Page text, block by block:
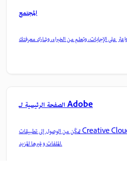
المجتمع
الصفحة الرئيسية لـ Adobe
تمكّن من الوصول إلى تطبيقات Creative Cloud وخدماتها المفضلة بالإضافة إلى إدارة
الملفات وغيرها المزيد.